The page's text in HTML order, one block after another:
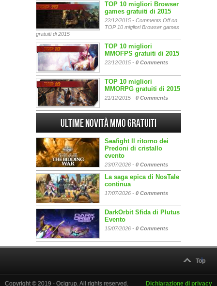
TOP 10 migliori Browser
games gratuiti di 2015
22/12/2015 - Comments Offon
TOP 10 migliori Browser games
gratuiti di 2015
TOP 10 migliori
MMOFPS gratuiti di 2015
22/12/2015 - 0 Comments
TOP 10 migliori
MMORPG gratuiti di 2015
21/12/2015 - 0 Comments
Ultime Novità MMO gratuiti
Seafight Il ritorno dei
Predoni di cristallo
evento
23/07/2026 - 0 Comments
La saga epica di NosTale
continua
17/07/2026 - 0 Comments
DarkOrbit Sfida di Plutus
Evento
15/07/2026 - 0 Comments
Top
Copyright © 2019 - Ocigrup. All rights reserved. Dichiarazione di privacy